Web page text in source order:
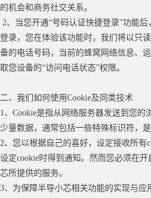
的机会和商务社交关系。
2、当您开通“号码认证快捷登录”功能
登录，您在体验该功能时，我们将以只
备的电话号码，当前的蜂窝网络信息、
取您设备的“访问电话状态”权限。
二、我们如何使用Cookie及同类技术
1、Cookie是指从网络服务器发送到您的
少量数据，通常包括一些特殊标识符，
2、您以根据自己的喜好，设定接收所有
设定cookie时得到通知。然而您必须在
芯所提供的服务。
3、为保障半导小芯相关功能的实现与应